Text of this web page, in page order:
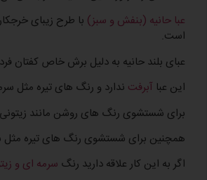
عبا حانیه (بنفش و سبز) با طرح زیبای
است.
عبای بلند حانیه به دلیل برش خاص کفتان
این عبا آبرفت ندارد و رنگ های تیره مثل
برای شستشوی رنگ های روشن مانند زیتونی
همچنین برای شستشوی رنگ های تیره مثل
اگر به این کار علاقه دارید رنگ سرمه ای و